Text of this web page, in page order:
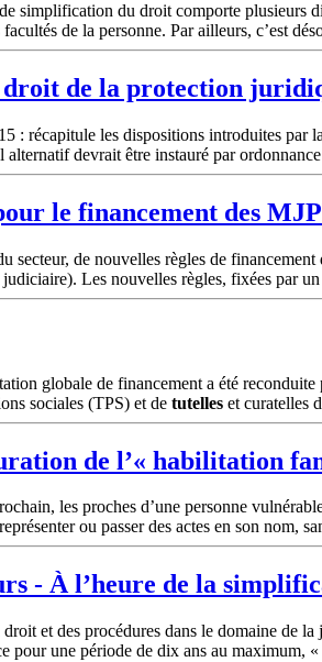
simplification du droit comporte plusieurs
de la personne. Par ailleurs, c’est
de la protection
: récapitule les dispositions introduites par
devrait être instauré par
le financement des
secteur, de nouvelles règles de
Les nouvelles règles, fixées par
globale de financement a été
sociales (TPS) et de tutelles et curatelles
de l’« habilitation
les proches d’une personne
ou passer des actes en son nom,
- À l’heure de la
et des procédures dans le domaine de
pour une période de dix ans au maximum,